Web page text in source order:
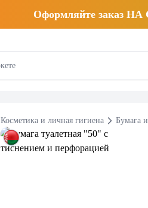
Оформляйте заказ
Косметика и личная гигиена Бумага